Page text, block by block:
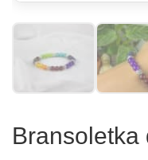
Bransoletka